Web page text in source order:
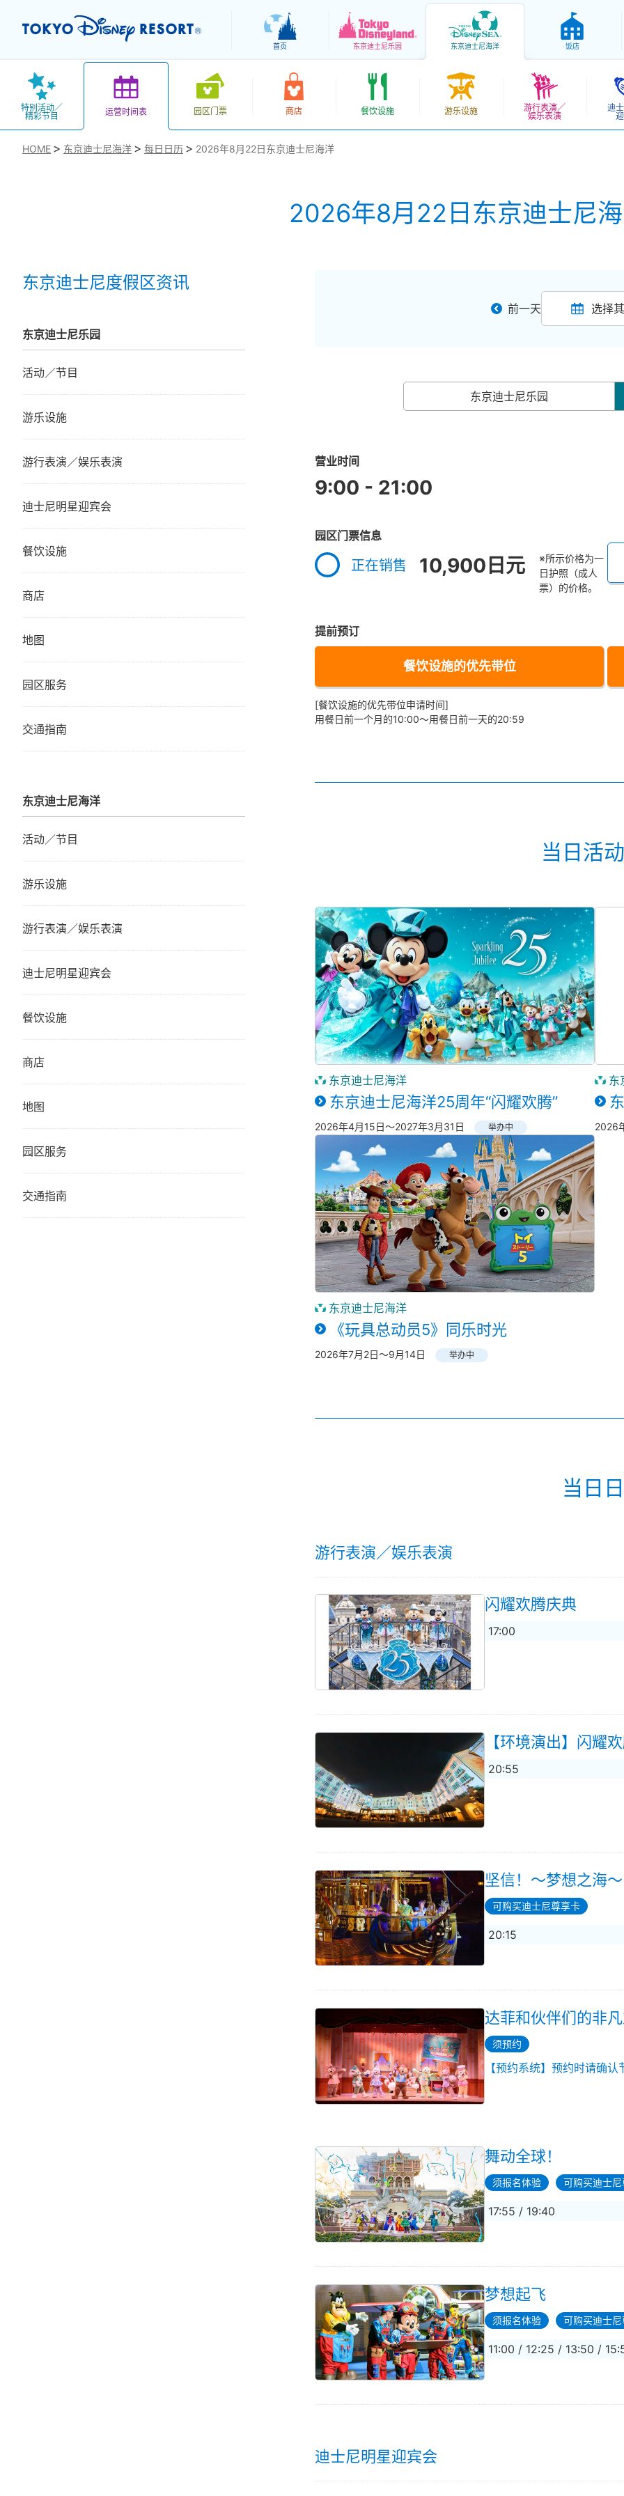
首页 东京迪士尼乐园 东京迪士尼海洋 饭店
特别活动／
精彩节目
运营时间表 园区门票 商店 餐饮设施 游乐设施
游行表演／
娱乐表演
迪
HOME 东京迪士尼海洋 每日日历 2026年8月22日东京迪士尼海洋
2026年8月22日东京迪士尼
前一天 选择
东京迪士尼乐园
营业时间
9:00 - 21:00
园区门票信息
正在销售 10,900日元
※所示价格为一
日护照（成人
票）的价格。
提前预订
餐饮设施的优先带位
[餐饮设施的优先带位申请时间]
用餐日前一个月的10:00～用餐日前一天的20:59
当日活
东京迪士尼海洋
东京迪士尼海洋25周年“闪耀欢腾”
2026年4月15日～2027年3月31日 举办中
东
2026
东京迪士尼海洋
《玩具总动员5》同乐时光
2026年7月2日～9月14日 举办中
当日
游行表演／娱乐表演
闪耀欢腾庆典
17:00
【环境演出】闪耀
20:55
坚信！～梦想之海～
可购买迪士尼尊享卡
20:15
达菲和伙伴们的非
须预约
【预约系统】预约时请确
舞动全球！
须报名体验 可购买迪士
17:55 / 19:40
梦想起飞
须报名体验 可购买迪士
11:00 / 12:25 / 13:50 /
迪士尼明星迎宾会
东京迪士尼度假区资讯
东京迪士尼乐园
活动／节目
游乐设施
游行表演／娱乐表演
迪士尼明星迎宾会
餐饮设施
商店
地图
园区服务
交通指南
东京迪士尼海洋
活动／节目
游乐设施
游行表演／娱乐表演
迪士尼明星迎宾会
餐饮设施
商店
地图
园区服务
交通指南